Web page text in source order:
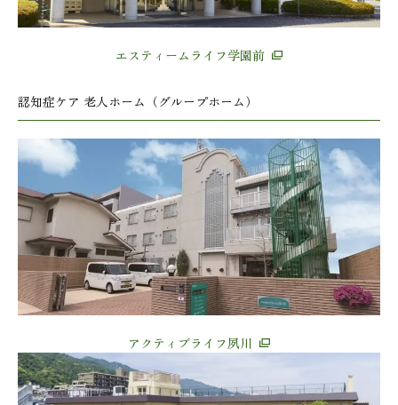
エスティームライフ学園前
認知症ケア 老人ホーム（グループホーム）
アクティブライフ夙川